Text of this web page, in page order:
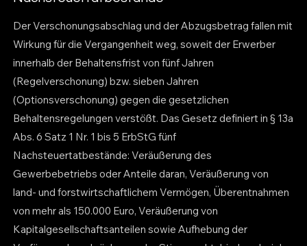
Der Verschonungsabschlag und der Abzugsbetrag fallen mit
Wirkung für die Vergangenheit weg, soweit der Erwerber
innerhalb der Behaltensfrist von fünf Jahren
(Regelverschonung) bzw. sieben Jahren
(Optionsverschonung) gegen die gesetzlichen
Behaltensregelungen verstößt. Das Gesetz definiert in § 13a
Abs. 6 Satz 1 Nr. 1 bis 5 ErbStG fünf
Nachsteuertatbestände: Veräußerung des
Gewerbebetriebs oder Anteile daran, Veräußerung von
land- und forstwirtschaftlichem Vermögen, Überentnahmen
von mehr als 150.000 Euro, Veräußerung von
Kapitalgesellschaftsanteilen sowie Aufhebung der